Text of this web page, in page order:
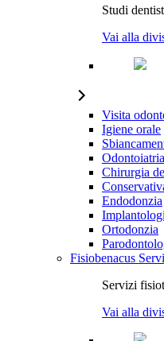
Studi
Vai alla
Visita
Igiene orale
Chirurgia
Endodonzia
Ortodonzia
Fisiobenacus
Servizi
Vai alla